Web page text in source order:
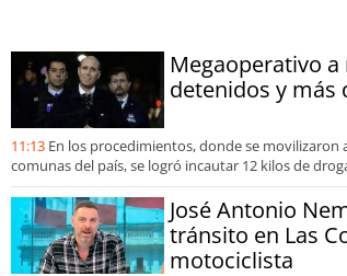
Megaoperativo
detenidos y más
11:13 En los procedimientos, donde se
comunas del país, se logró incautar 12 kilos de
José Antonio
tránsito en Las
motociclista